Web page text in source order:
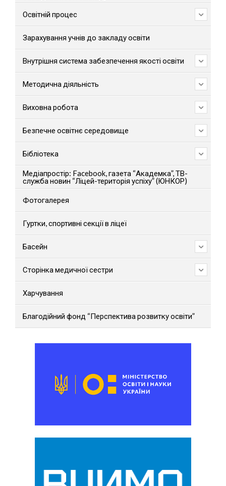
Освітній процес
Зарахування учнів до закладу освіти
Внутрішня система забезпечення якості освіти
Методична діяльність
Виховна робота
Безпечне освітнє середовище
Бібліотека
Медіапростір: Facebook, газета “Академка”, ТВ-
служба новин “Ліцей-територія успіху” (ЮНКОР)
Фотогалерея
Гуртки, спортивні секції в ліцеї
Басейн
Сторінка медичної сестри
Харчування
Благодійний фонд “Перспектива розвитку освіти”